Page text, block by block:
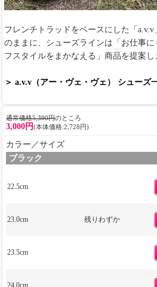
フレンチトラッドをベースにした「
のままに、シューズラインは「お仕事
フスタイルをまかなえる」商品を提案し
＞ a.v.v（アー・ヴェ・ヴェ） シューズ
通常価格5,390円のところ
3,000円(本体価格:2,728円)
カラー／サイズ
ブラック
22.5cm
23.0cm 残りわずか
23.5cm
24.0cm